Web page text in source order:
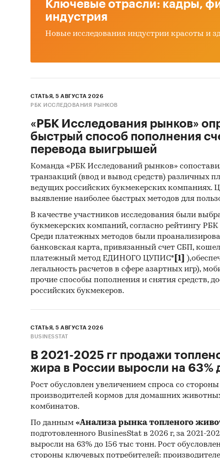
Импорт
объеме
в
стран,
года, в
Excel.
Ключевые отрасли: кадры,
индустрия
Новые исследования индустрии красоты и
СТАТЬЯ, 5 АВГУСТА 2026
РБК ИССЛЕДОВАНИЯ РЫНКОВ
«РБК Исследования рынков»
быстрый способ пополнения
перевода выигрышей
Команда «РБК Исследований рынков»
транзакций (ввод и вывод средств) различных
ведущих российских букмекерских компаниях.
выявление наиболее быстрых методов для
В качестве участников исследования были
букмекерских компаний, согласно рейтингу
Среди платежных методов были
банковская карта, привязанный счет СБП,
платежный метод ЕДИНОГО ЦУПИС* [1]
легальность расчетов в сфере азартных игр),
прочие способы пополнения и снятия средств,
российских букмекеров.
СТАТЬЯ, 5 АВГУСТА 2026
BUSINESSTAT
В 2021-2025 гг продажи
жира в России выросли на 63%
Рост обусловлен увеличением спроса со
производителей кормов для домашних
комбинатов.
По данным «Анализа рынка топленого
подготовленного BusinesStat в 2026 г, за 2021-
выросли на 63% до 156 тыс тонн. Рост
стороны ключевых потребителей: